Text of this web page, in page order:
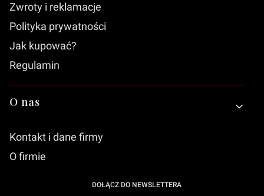
Zwroty i reklamacje
Polityka prywatności
Jak kupować?
Regulamin
O nas
Kontakt i dane firmy
O firmie
DOŁĄCZ DO NEWSLETTERA